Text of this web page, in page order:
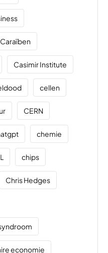
Caraïben
Casimir Institute
cellen
CERN
chemie
chips
Chris Hedges
economie